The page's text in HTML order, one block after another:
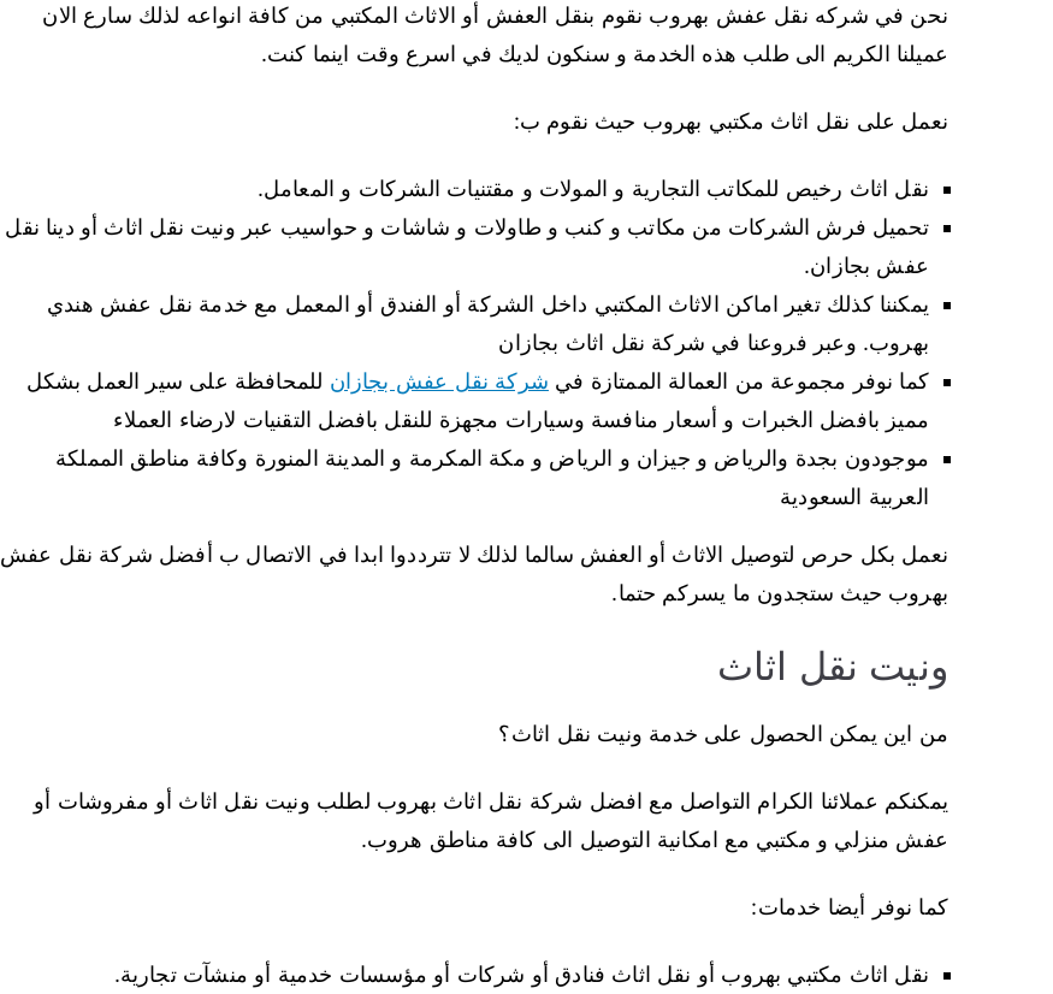
نحن في شركه نقل عفش بهروب نقوم بنقل العفش أو الاثاث المكتبي من كافة انواعه لذلك سارع الان
عميلنا الكريم الى طلب هذه الخدمة و سنكون لديك في اسرع وقت اينما كنت.
نعمل على نقل اثاث مكتبي بهروب حيث نقوم ب:
نقل اثاث رخيص للمكاتب التجارية و المولات و مقتنيات الشركات و المعامل.
تحميل فرش الشركات من مكاتب و كنب و طاولات و شاشات و حواسيب عبر ونيت نقل اثاث أو دينا نقل
عفش بجازان.
يمكننا كذلك تغير اماكن الاثاث المكتبي داخل الشركة أو الفندق أو المعمل مع خدمة نقل عفش هندي
بهروب. وعبر فروعنا في شركة نقل اثاث بجازان
كما نوفر مجموعة من العمالة الممتازة في شركة نقل عفش بجازان للمحافظة على سير العمل بشكل
مميز بافضل الخبرات و أسعار منافسة وسيارات مجهزة للنقل بافضل التقنيات لارضاء العملاء
موجودون بجدة والرياض و جيزان و الرياض و مكة المكرمة و المدينة المنورة وكافة مناطق المملكة
العربية السعودية
نعمل بكل حرص لتوصيل الاثاث أو العفش سالما لذلك لا تترددوا ابدا في الاتصال ب أفضل شركة نقل عفش
بهروب حيث ستجدون ما يسركم حتما.
ونيت نقل اثاث
من اين يمكن الحصول على خدمة ونيت نقل اثاث؟
يمكنكم عملائنا الكرام التواصل مع افضل شركة نقل اثاث بهروب لطلب ونيت نقل اثاث أو مفروشات أو
عفش منزلي و مكتبي مع امكانية التوصيل الى كافة مناطق هروب.
كما نوفر أيضا خدمات:
نقل اثاث مكتبي بهروب أو نقل اثاث فنادق أو شركات أو مؤسسات خدمية أو منشآت تجارية.